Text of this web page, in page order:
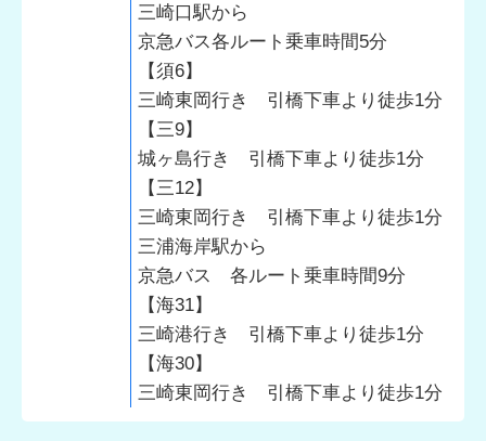
三崎口駅から
京急バス各ルート乗車時間5分
【須6】
三崎東岡行き 引橋下車より徒歩1分
【三9】
城ヶ島行き 引橋下車より徒歩1分
【三12】
三崎東岡行き 引橋下車より徒歩1分
三浦海岸駅から
京急バス 各ルート乗車時間9分
【海31】
三崎港行き 引橋下車より徒歩1分
【海30】
三崎東岡行き 引橋下車より徒歩1分